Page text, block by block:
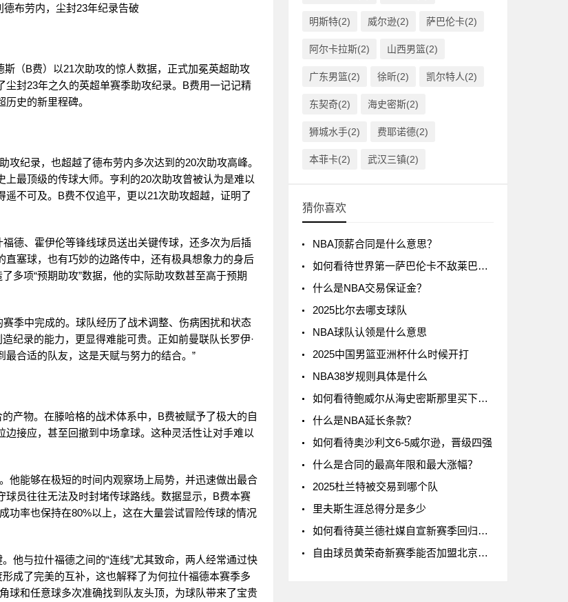
（B费）以21次助攻的惊人数据，正式加冕英超助攻
封23年之久的英超单赛季助攻纪录。B费用一记记精
史的新里程碑。
纪录，也超越了德布劳内多次达到的20次助攻高峰。
最顶级的传球大师。亨利的20次助攻曾被认为是难以
不可及。B费不仅追平，更以21次助攻超越，证明了
德、霍伊伦等锋线球员送出关键传球，还多次为后插
直塞球，也有巧妙的边路传中，还有极具想象力的身后
多项“预期助攻”数据，他的实际助攻数甚至高于预期
季中完成的。球队经历了战术调整、伤病困扰和状态
纪录的能力，更显得难能可贵。正如前曼联队长罗伊·
合适的队友，这是天赋与努力的结合。”
产物。在滕哈格的战术体系中，B费被赋予了极大的自
接应，甚至回撤到中场拿球。这种灵活性让对手难以
他能够在极短的时间内观察场上局势，并迅速做出最合
员往往无法及时封堵传球路线。数据显示，B费本赛
功率也保持在80%以上，这在大量尝试冒险传球的情况
他与拉什福德之间的“连线”尤其致命，两人经常通过快
成了完美的互补，这也解释了为何拉什福德本赛季多
球和任意球多次准确找到队友头顶，为球队带来了宝贵
明斯特(2) 威尔逊(2) 萨巴伦卡(2)
阿尔卡拉斯(2) 山西男篮(2)
广东男篮(2) 徐昕(2) 凯尔特人(2)
东契奇(2) 海史密斯(2)
狮城水手(2) 费耶诺德(2)
本菲卡(2) 武汉三镇(2)
猜你喜欢
NBA顶薪合同是什么意思？
如何看待世界第一萨巴伦卡不敌莱巴金娜?
什么是NBA交易保证金？
2025比尔去哪支球队
NBA球队认领是什么意思
2025中国男篮亚洲杯什么时候开打
NBA38岁规则具体是什么
如何看待鲍威尔从海史密斯那里买下了24号球衣
什么是NBA延长条款？
如何看待奥沙利文6-5威尔逊，晋级四强
什么是合同的最高年限和最大涨幅？
2025杜兰特被交易到哪个队
里夫斯生涯总得分是多少
如何看待莫兰德社媒自宣新赛季回归辽宁男篮
自由球员黄荣奇新赛季能否加盟北京男篮?